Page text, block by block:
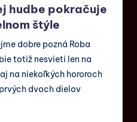
hudbe pokračuje
štýle
dobre pozná Roba
totiž nesvieti len na
na niekoľkých hororoch
dvoch dielov